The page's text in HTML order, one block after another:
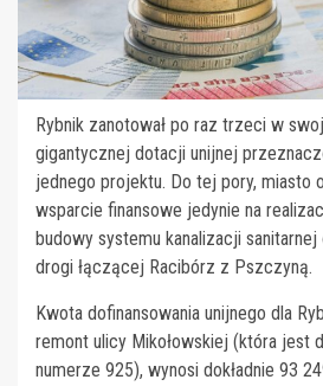
Rybnik zanotował po raz trzeci w
gigantycznej dotacji unijnej
jednego projektu. Do tej pory, miasto
wsparcie finansowe jedynie na
budowy systemu kanalizacji
drogi łączącej Racibórz z Pszczyną.
Kwota dofinansowania unijnego dla
remont ulicy Mikołowskiej (która jest
numerze 925), wynosi dokładnie 93